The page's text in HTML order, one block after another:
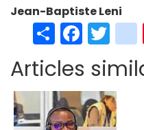
Jean-Baptiste Leni
S
h
ar
e
Fa
ce
b
o
o
T
wi
tt
er
Articles